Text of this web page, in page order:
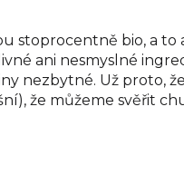
stoprocentně bio, a
ani nesmyslné
nezbytné. Už proto,
že můžeme svěřit